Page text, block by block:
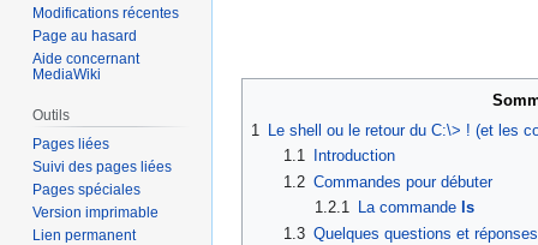
la
la
1
Le shell ou le retour du C:\> ! (et les
1.1
Introduction
1.2 Commandes pour débuter
1.2.1
La commande ls
1.3 Quelques questions et réponses
Modifications récentes
Page au hasard
Aide concernant
MediaWiki
Outils
Pages liées
Suivi des pages liées
Pages spéciales
Version imprimable
Lien permanent